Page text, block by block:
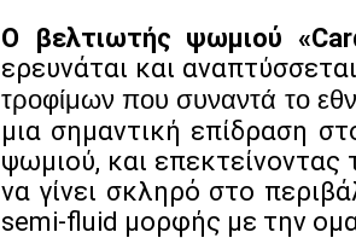
Ο βελτιωτής ψωμιού
ερευνάται και
τροφίμων που συναντά το
μια σημαντική επίδραση
ψωμιού, και
να γίνει σκληρό στο
semi-fluid μορφής με την